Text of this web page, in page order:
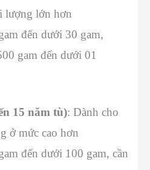
lượng lớn hơn
đến dưới 30 gam,
gam đến dưới 01
15 năm tù): Dành cho
ở mức cao hơn
đến dưới 100 gam, cần